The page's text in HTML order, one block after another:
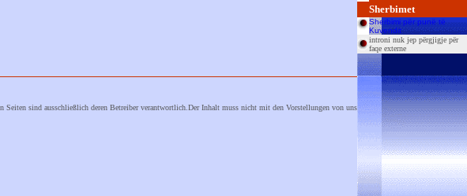
sind ausschließlich deren Betreiberverantwortlich.Der Inhalt muss nicht mit den Vorstellungen von uns
Sherbimet
Sherbimi për punë të
Kuvendit
introni nuk jep përgjigje për
faqe externe